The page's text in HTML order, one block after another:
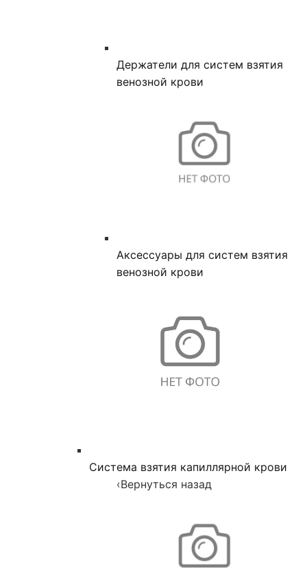
Держатели для систем взятия
венозной крови
Аксессуары для систем взятия
венозной крови
Система взятия капиллярной крови
‹Вернуться назад